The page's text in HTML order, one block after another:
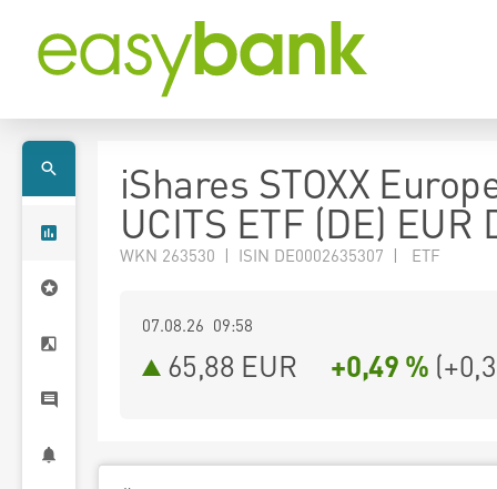
iShares STOXX
UCITS ETF (DE) EUR
WKN 263530 | ISIN DE0002635307 | ETF
07.08.26 09:58
65,88 EUR +0,49 % (